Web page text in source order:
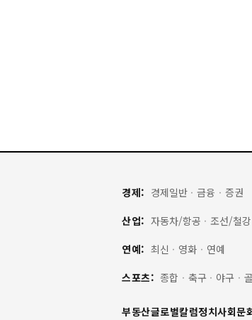
경제: 경제일반 · 금융 · 증권
산업: 자동차/항공 · 조선/철강
연예: 최신 · 영화 · 연예
스포츠: 종합 · 축구 · 야구 ·
부동산글로벌칼럼정치사회문